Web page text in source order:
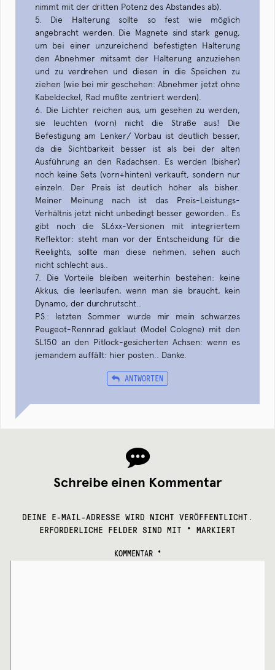
nimmt mit der dritten Potenz des Abstandes ab).
5. Die Halterung sollte so fest wie möglich
angebracht werden. Die Magnete sind stark genug,
um bei einer unzureichend befestigten Halterung
den Abnehmer mitsamt der Halterung anzuziehen
und zu verdrehen und diesen in die Speichen zu
ziehen (wie bei mir geschehen: Abnehmer jetzt ohne
Kabeldeckel, Rad mußte zentriert werden).
6. Die Lichter reichen aus, um gesehen zu werden,
sie leuchten (vorn) nicht die Straße aus! Die
Befestigung am Lenker/ Vorbau ist deutlich besser,
da die Sichtbarkeit besser ist als bei der alten
Ausführung an den Radachsen. Es werden (bisher)
noch keine Sets (vorn+hinten) verkauft, sondern nur
einzeln. Der Preis ist deutlich höher als bisher.
Meiner Meinung nach ist das Preis-Leistungs-
Verhältnis jetzt nicht unbedingt besser geworden.. Es
gibt noch die SL6xx-Versionen mit integriertem
Reflektor: steht man vor der Entscheidung für die
Reelights, sollte man diese nehmen, sehen auch
nicht schlecht aus..
7. Die Vorteile bleiben weiterhin bestehen: keine
Akkus, die leerlaufen, wenn man sie braucht, kein
Dynamo, der durchrutscht..
P.S.: letzten Sommer wurde mir mein schwarzes
Peugeot-Rennrad geklaut (Model Cologne) mit den
SL150 an den Pitlock-gesicherten Achsen: wenn es
jemandem auffällt: hier posten.. Danke.
ANTWORTEN
Schreibe einen Kommentar
DEINE E-MAIL-ADRESSE WIRD NICHT VERÖFFENTLICHT.
ERFORDERLICHE FELDER SIND MIT * MARKIERT
KOMMENTAR *